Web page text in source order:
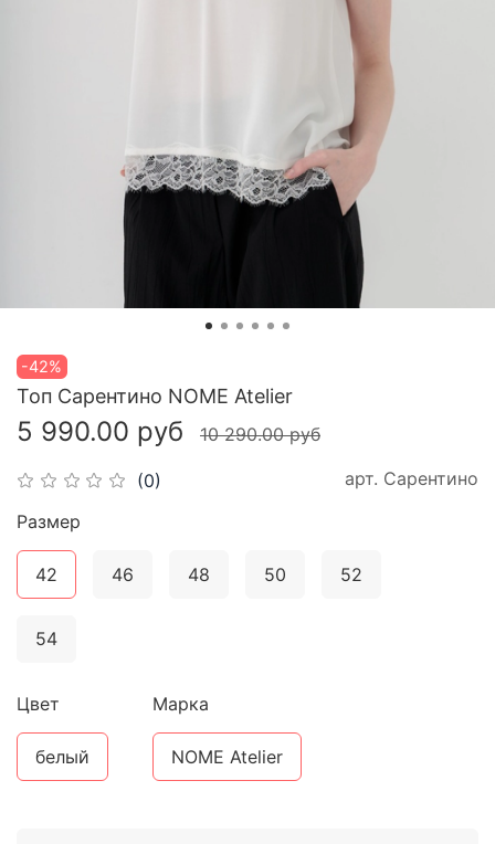
-42%
(0) арт. Сарентино
Топ Сарентино NOME Atelier
5 990.00 руб 10 290.00 руб
Размер
42 46 48 50 52
54
Цвет
белый
Марка
NOME Atelier